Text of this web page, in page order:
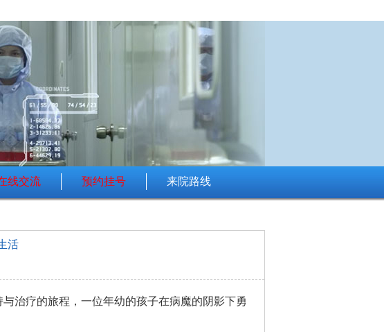
线交流 预约挂号 来院路线
活
治疗的旅程，一位年幼的孩子在病魔的阴影下勇